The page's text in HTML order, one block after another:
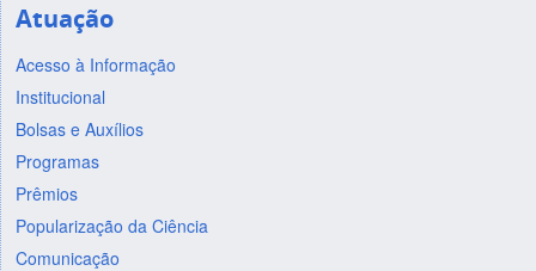
Atuação
Acesso à Informação
Institucional
Bolsas e Auxílios
Programas
Prêmios
Popularização da Ciência
Comunicação